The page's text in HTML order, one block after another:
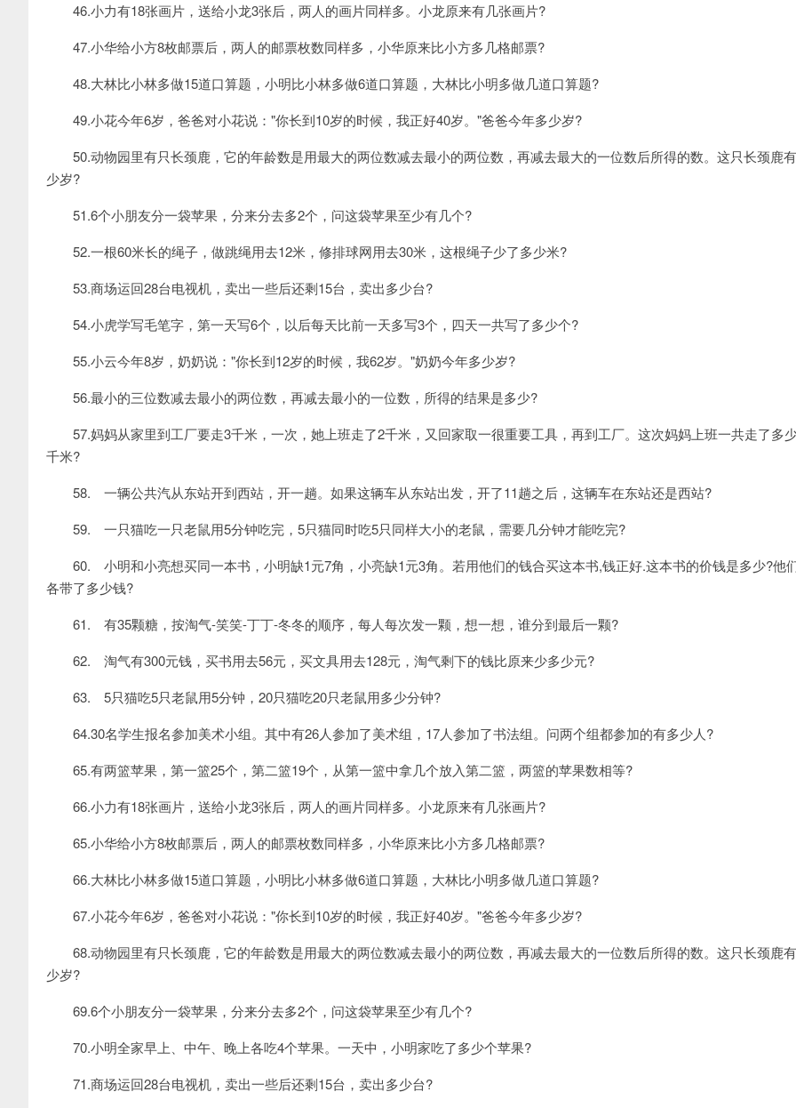
46.小力有18张画片，送给小龙3张后，两人的画片同样多。小龙原来有几张画片?
47.小华给小方8枚邮票后，两人的邮票枚数同样多，小华原来比小方多几格邮票?
48.大林比小林多做15道口算题，小明比小林多做6道口算题，大林比小明多做几道口算题?
49.小花今年6岁，爸爸对小花说："你长到10岁的时候，我正好40岁。"爸爸今年多少岁?
50.动物园里有只长颈鹿，它的年龄数是用最大的两位数减去最小的两位数，再减去最大的一位数后所得的数。这只长颈鹿
少岁?
51.6个小朋友分一袋苹果，分来分去多2个，问这袋苹果至少有几个?
52.一根60米长的绳子，做跳绳用去12米，修排球网用去30米，这根绳子少了多少米?
53.商场运回28台电视机，卖出一些后还剩15台，卖出多少台?
54.小虎学写毛笔字，第一天写6个，以后每天比前一天多写3个，四天一共写了多少个?
55.小云今年8岁，奶奶说："你长到12岁的时候，我62岁。"奶奶今年多少岁?
56.最小的三位数减去最小的两位数，再减去最小的一位数，所得的结果是多少?
57.妈妈从家里到工厂要走3千米，一次，她上班走了2千米，又回家取一很重要工具，再到工厂。这次妈妈上班一共走了多
千米?
58. 一辆公共汽从东站开到西站，开一趟。如果这辆车从东站出发，开了11趟之后，这辆车在东站还是西站?
59. 一只猫吃一只老鼠用5分钟吃完，5只猫同时吃5只同样大小的老鼠，需要几分钟才能吃完?
60. 小明和小亮想买同一本书，小明缺1元7角，小亮缺1元3角。若用他们的钱合买这本书,钱正好.这本书的价钱是多少?他
各带了多少钱?
61. 有35颗糖，按淘气-笑笑-丁丁-冬冬的顺序，每人每次发一颗，想一想，谁分到最后一颗?
62. 淘气有300元钱，买书用去56元，买文具用去128元，淘气剩下的钱比原来少多少元?
63. 5只猫吃5只老鼠用5分钟，20只猫吃20只老鼠用多少分钟?
64.30名学生报名参加美术小组。其中有26人参加了美术组，17人参加了书法组。问两个组都参加的有多少人?
65.有两篮苹果，第一篮25个，第二篮19个，从第一篮中拿几个放入第二篮，两篮的苹果数相等?
66.小力有18张画片，送给小龙3张后，两人的画片同样多。小龙原来有几张画片?
65.小华给小方8枚邮票后，两人的邮票枚数同样多，小华原来比小方多几格邮票?
66.大林比小林多做15道口算题，小明比小林多做6道口算题，大林比小明多做几道口算题?
67.小花今年6岁，爸爸对小花说："你长到10岁的时候，我正好40岁。"爸爸今年多少岁?
68.动物园里有只长颈鹿，它的年龄数是用最大的两位数减去最小的两位数，再减去最大的一位数后所得的数。这只长颈鹿
少岁?
69.6个小朋友分一袋苹果，分来分去多2个，问这袋苹果至少有几个?
70.小明全家早上、中午、晚上各吃4个苹果。一天中，小明家吃了多少个苹果?
71.商场运回28台电视机，卖出一些后还剩15台，卖出多少台?